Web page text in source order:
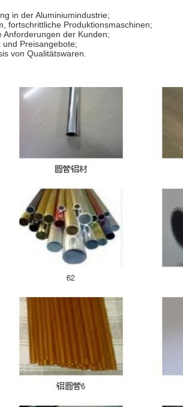
in der Aluminiumindustrie;
fortschrittliche Produktionsmaschinen;
Anforderungen der Kunden;
Preisangebote;
von Qualitätswaren.